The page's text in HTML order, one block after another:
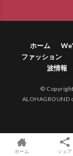
ホーム
ファッション
波情報
©
ALOHAGROUND
ホーム シェア